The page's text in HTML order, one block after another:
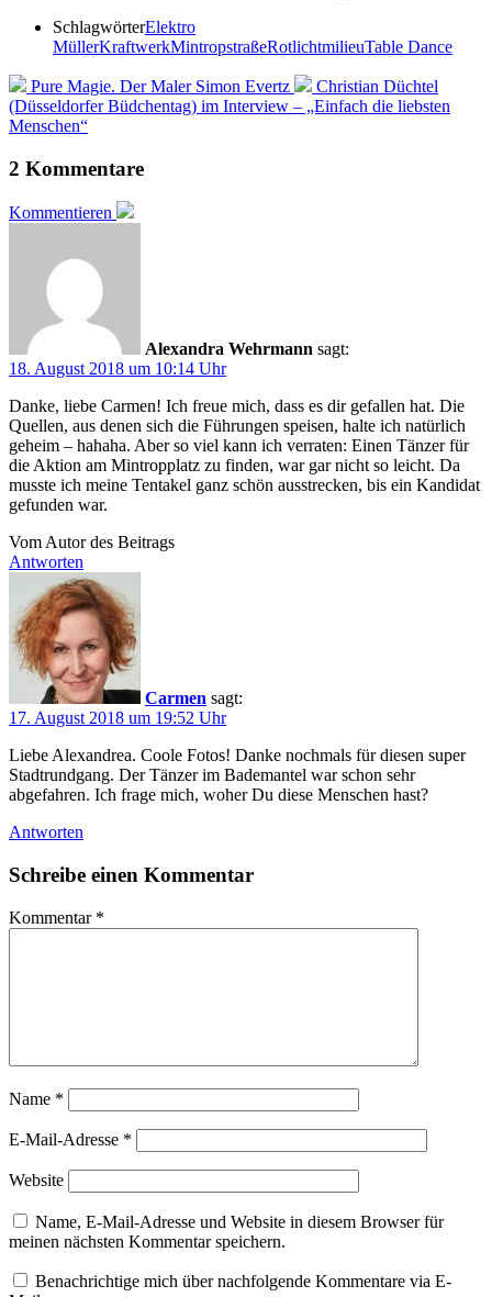
SchlagwörterElektro
MüllerKraftwerkMintropstraßeRotlichtmilieuTable Dance
Pure Magie. Der Maler Simon Evertz
Christian Düchtel
(Düsseldorfer Büdchentag) im Interview – „Einfach die liebsten
Menschen“
2 Kommentare
Kommentieren
Alexandra Wehrmann sagt:
18. August 2018 um 10:14 Uhr
Danke, liebe Carmen! Ich freue mich, dass es dir gefallen hat. Die
Quellen, aus denen sich die Führungen speisen, halte ich natürlich
geheim – hahaha. Aber so viel kann ich verraten: Einen Tänzer für
die Aktion am Mintropplatz zu finden, war gar nicht so leicht. Da
musste ich meine Tentakel ganz schön ausstrecken, bis ein Kandidat
gefunden war.
Vom Autor des Beitrags
Antworten
Carmen sagt:
17. August 2018 um 19:52 Uhr
Liebe Alexandrea. Coole Fotos! Danke nochmals für diesen super
Stadtrundgang. Der Tänzer im Bademantel war schon sehr
abgefahren. Ich frage mich, woher Du diese Menschen hast?
Antworten
Schreibe einen Kommentar
Kommentar *
Name *
E-Mail-Adresse *
Website
Name, E-Mail-Adresse und Website in diesem Browser für
meinen nächsten Kommentar speichern.
Benachrichtige mich über nachfolgende Kommentare via E-